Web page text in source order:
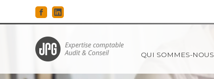
au
Principal
QUI SOMMES-NOUS